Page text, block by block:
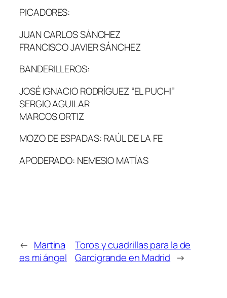
PICADORES:
JUAN CARLOS SÁNCHEZ
FRANCISCO JAVIER SÁNCHEZ
BANDERILLEROS:
JOSÉ IGNACIO RODRÍGUEZ “EL PUCHI”
SERGIO AGUILAR
MARCOS ORTIZ
MOZO DE ESPADAS: RAÚL DE LA FE
APODERADO: NEMESIO MATÍAS
← Martina
es mi ángel
Toros y cuadrillas para la de
Garcigrande en Madrid →